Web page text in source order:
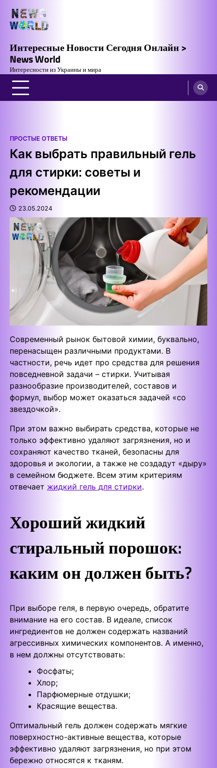
content
Интересные Новости Сегодня Онлайн >
News World
Интересности из Украины и мира
ПРОСТЫЕ ОТВЕТЫ
Как выбрать правильный гель
для стирки: советы и
рекомендации
23.05.2024
Современный рынок бытовой химии, буквально,
перенасыщен различными продуктами. В
частности, речь идет про средства для решения
повседневной задачи – стирки. Учитывая
разнообразие производителей, составов и
формул, выбор может оказаться задачей «со
звездочкой».
При этом важно выбирать средства, которые не
только эффективно удаляют загрязнения, но и
сохраняют качество тканей, безопасны для
здоровья и экологии, а также не создадут «дыру»
в семейном бюджете. Всем этим критериям
отвечает жидкий гель для стирки.
Хороший жидкий
стиральный порошок:
каким он должен быть?
При выборе геля, в первую очередь, обратите
внимание на его состав. В идеале, список
ингредиентов не должен содержать названий
агрессивных химических компонентов. А именно,
в нем должны отсутствовать:
Фосфаты;
Хлор;
Парфюмерные отдушки;
Красящие вещества.
Оптимальный гель должен содержать мягкие
поверхностно-активные вещества, которые
эффективно удаляют загрязнения, но при этом
бережно относятся к тканям.